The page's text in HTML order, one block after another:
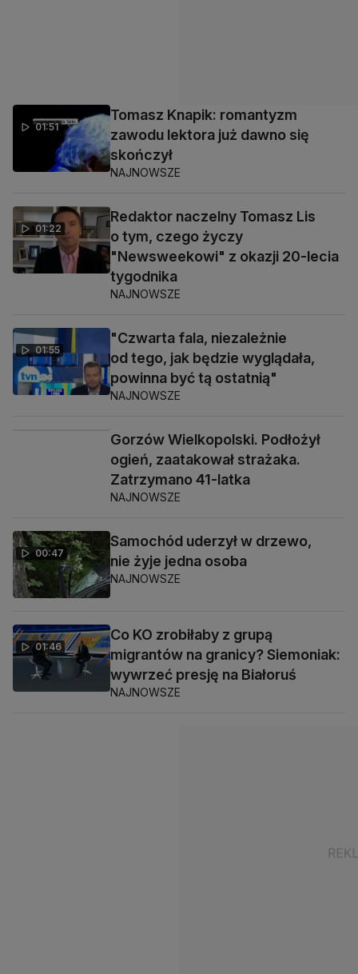
01:51
Tomasz Knapik: romantyzm
zawodu lektora już dawno się
skończył
NAJNOWSZE
01:22
Redaktor naczelny Tomasz Lis
o tym, czego życzy
"Newsweekowi" z okazji 20-lecia
tygodnika
NAJNOWSZE
01:55
"Czwarta fala, niezależnie
od tego, jak będzie wyglądała,
powinna być tą ostatnią"
NAJNOWSZE
Gorzów Wielkopolski. Podłożył
ogień, zaatakował strażaka.
Zatrzymano 41-latka
NAJNOWSZE
00:47
Samochód uderzył w drzewo,
nie żyje jedna osoba
NAJNOWSZE
01:46
Co KO zrobiłaby z grupą
migrantów na granicy? Siemoniak:
wywrzeć presję na Białoruś
NAJNOWSZE